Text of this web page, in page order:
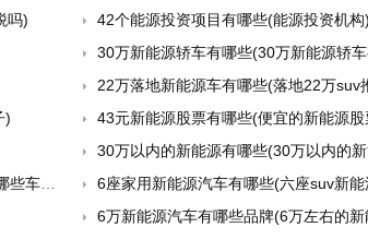
吗)
42个能源投资项目有哪些(能源投资机构)
30万新能源轿车有哪些(30万新能源轿
22万落地新能源车有哪些(落地22万suv
)
43元新能源股票有哪些(便宜的新能源股
30万以内的新能源有哪些(30万以内的
推荐)
6座家用新能源汽车有哪些(六座suv新能
6万新能源汽车有哪些品牌(6万左右的